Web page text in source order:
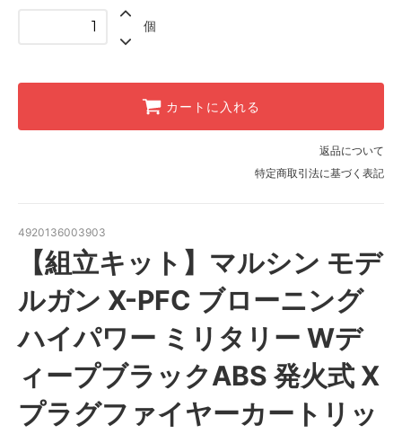
個
カートに入れる
返品について
特定商取引法に基づく表記
4920136003903
【組立キット】マルシン モデ
ルガン X-PFC ブローニング
ハイパワー ミリタリー Wデ
ィープブラックABS 発火式 X
プラグファイヤーカートリッ